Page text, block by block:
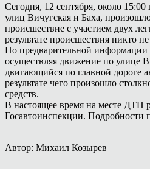
Сегодня, 12 сентября, около
улиц Вичугская и Баха,
происшествие с участием двух
результате происшествия никто
По предварительной информации
осуществляя движение по улице
двигающийся по главной дороге
результате чего произошло
средств.
В настоящее время на месте ДТП
Госавтоинспекции. Подробности
Автор: Михаил Козырев